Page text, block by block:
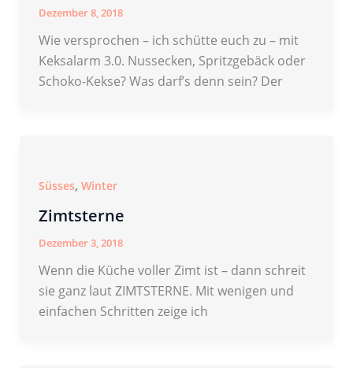
Dezember 8, 2018
Wie versprochen – ich schütte euch zu – mit
Keksalarm 3.0. Nussecken, Spritzgebäck oder
Schoko-Kekse? Was darf’s denn sein? Der
Süsses, Winter
Zimtsterne
Dezember 3, 2018
Wenn die Küche voller Zimt ist – dann schreit
sie ganz laut ZIMTSTERNE. Mit wenigen und
einfachen Schritten zeige ich